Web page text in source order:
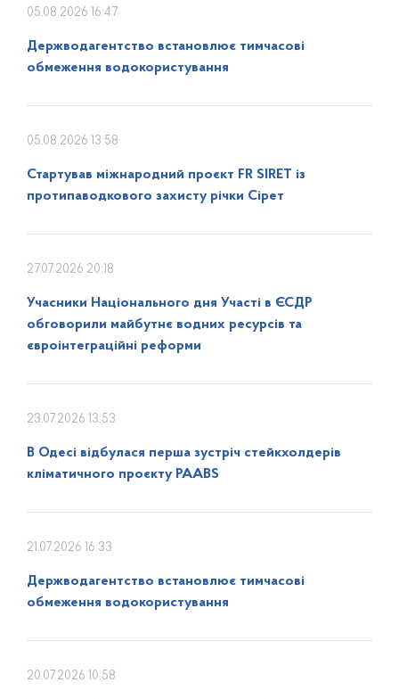
05.08.2026 16:47
Держводагентство встановлює тимчасові
обмеження водокористування
05.08.2026 13:58
Стартував міжнародний проєкт FR SIRET із
протипаводкового захисту річки Сірет
27.07.2026 20:18
Учасники Національного дня Участі в ЄСДР
обговорили майбутнє водних ресурсів та
євроінтеграційні реформи
23.07.2026 13:53
В Одесі відбулася перша зустріч стейкхолдерів
кліматичного проєкту PAABS
21.07.2026 16:33
Держводагентство встановлює тимчасові
обмеження водокористування
20.07.2026 10:58